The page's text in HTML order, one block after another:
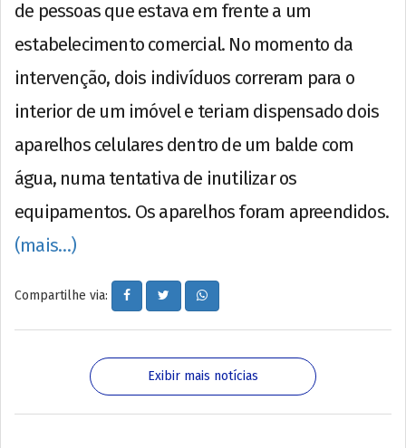
de pessoas que estava em frente a um
estabelecimento comercial. No momento da
intervenção, dois indivíduos correram para o
interior de um imóvel e teriam dispensado dois
aparelhos celulares dentro de um balde com
água, numa tentativa de inutilizar os
equipamentos. Os aparelhos foram apreendidos.
(mais…)
Compartilhe via:
Exibir mais notícias